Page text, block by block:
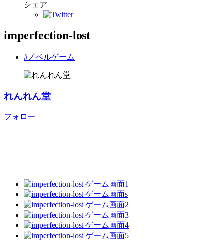
シェア
imperfection-lost
#ノベルゲーム
れんれん堂
フォロー